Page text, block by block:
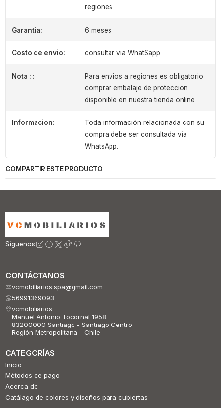
regiones
Garantia: 6 meses
Costo de envio: consultar via WhatSapp
Nota : :
Para envios a regiones es obligatorio
comprar embalaje de proteccion
disponible en nuestra tienda online
Informacion:
Toda información relacionada con su
compra debe ser consultada vía
WhatsApp.
COMPARTIR ESTE PRODUCTO
Síguenos
CONTÁCTANOS
vcmobiliarios.spa@gmail.com
56991369093
vcmobiliarios
Manuel Antonio Tocornal 1958
83200000 Santiago - Santiago Centro
Región Metropolitana - Chile
CATEGORÍAS
Inicio
Métodos de pago
Acerca de
Catálago de colores y diseños para cubiertas